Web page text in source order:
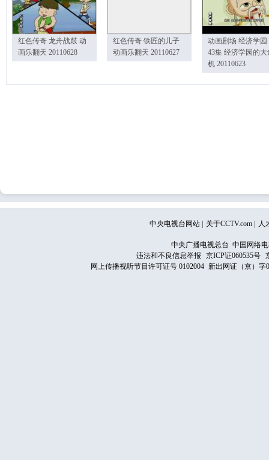
红色传奇 龙舟战鼓 动
画乐翻天 20110628
红色传奇 铁匠的儿子
动画乐翻天 20110627
动画剧场 经济学园
43集 经济学园的大
机 20110623
中央电视台网站 关于CCTV.com 人
中央广播电视总台 中国网络
违法和不良信息举报
京ICP证060535号
网上传播视听节目许可证号 0102004 新出网证（京）